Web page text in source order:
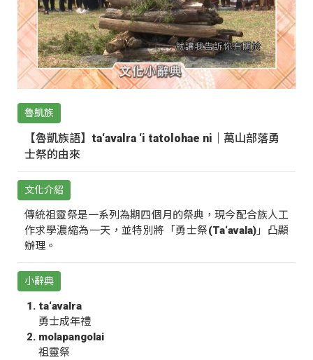
魯凱族
【魯凱族語】ta‘avalra ‘i tatolohae ni｜萬山部落勇
士祭的由來
文化介紹
傳統祖靈祭是一系列為期四個月的祭典，現今配合族人工
作求學濃縮為一天，並特別將「勇士祭(Ta‘avala)」凸顯
辦理。
小辭典
ta‘avalra
勇士成年禮
molapangolai
祖靈祭